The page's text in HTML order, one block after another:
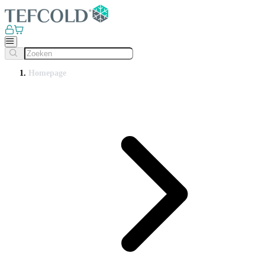
Homepage